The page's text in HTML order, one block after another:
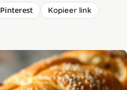
Pinterest
Kopieer link